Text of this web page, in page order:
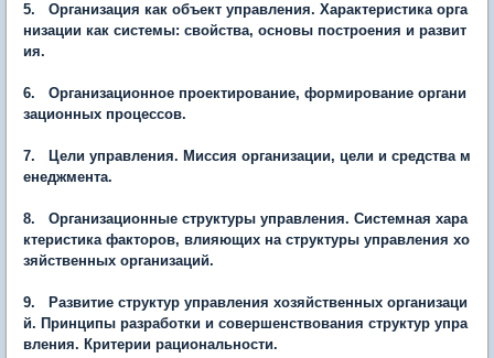
5. Организация как объект управления. Характеристика орга
низации как системы: свойства, основы построения и развит
ия.
6. Организационное проектирование, формирование органи
зационных процессов.
7. Цели управления. Миссия организации, цели и средства м
енеджмента.
8. Организационные структуры управления. Системная хара
ктеристика факторов, влияющих на структуры управления хо
зяйственных организаций.
9. Развитие структур управления хозяйственных организаци
й. Принципы разработки и совершенствования структур упра
вления. Критерии рациональности.